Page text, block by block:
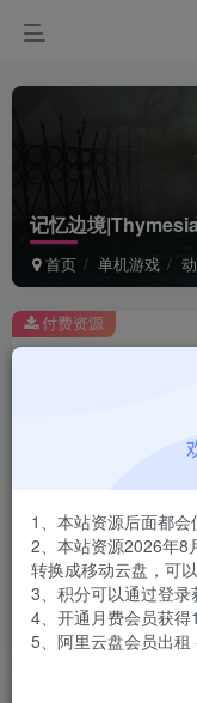
记忆边境
首页 单机游戏
此内容为付费资源，请
免费
安装包大小
游戏本体大小
付费资源
1、本站资源后面都会
2、本站资源2026年8
转换成移动云盘，可
3、积分可以通过登
4、开通月费会员获
5、阿里云盘会员出